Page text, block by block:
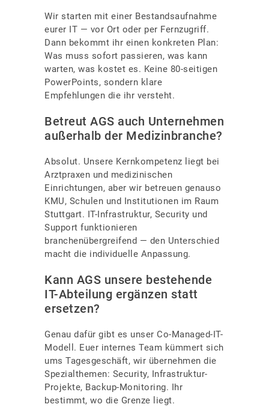
Wir starten mit einer Bestandsaufnahme
eurer IT — vor Ort oder per Fernzugriff.
Dann bekommt ihr einen konkreten Plan:
Was muss sofort passieren, was kann
warten, was kostet es. Keine 80-seitigen
PowerPoints, sondern klare
Empfehlungen die ihr versteht.
Betreut AGS auch Unternehmen
außerhalb der Medizinbranche?
Absolut. Unsere Kernkompetenz liegt bei
Arztpraxen und medizinischen
Einrichtungen, aber wir betreuen genauso
KMU, Schulen und Institutionen im Raum
Stuttgart. IT-Infrastruktur, Security und
Support funktionieren
branchenübergreifend — den Unterschied
macht die individuelle Anpassung.
Kann AGS unsere bestehende
IT-Abteilung ergänzen statt
ersetzen?
Genau dafür gibt es unser Co-Managed-IT-
Modell. Euer internes Team kümmert sich
ums Tagesgeschäft, wir übernehmen die
Spezialthemen: Security, Infrastruktur-
Projekte, Backup-Monitoring. Ihr
bestimmt, wo die Grenze liegt.